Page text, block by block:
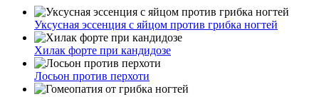
Уксусная эссенция с яйцом против грибка ногтей
Хилак форте при кандидозе
Лосьон против перхоти